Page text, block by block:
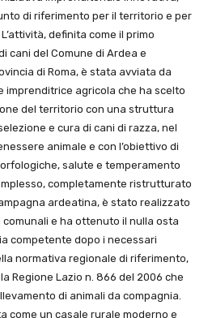
di riferimento per il territorio e per
definita come il primo
cani del Comune di Ardea e
di Roma, è stata avviata da
imprenditrice agricola che ha scelto
del territorio con una struttura
e cura di cani di razza, nel
animale e con l’obiettivo di
salute e temperamento
completamente ristrutturato
ardeatina, è stato realizzato
e ha ottenuto il nulla osta
competente dopo i necessari
normativa regionale di riferimento,
Regione Lazio n. 866 del 2006 che
di animali da compagnia.
come un casale rurale moderno e